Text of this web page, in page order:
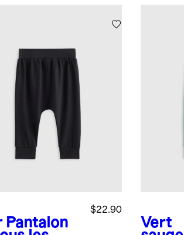
Pantalon
$22.90
Vert